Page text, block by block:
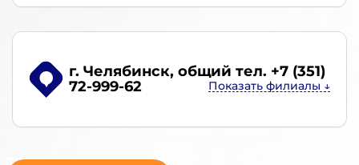
г. Челябинск, общий тел. +7 (351)
72-999-62